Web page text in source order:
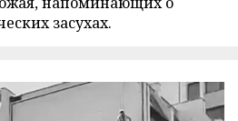
засухах.